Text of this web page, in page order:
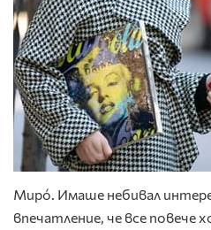
Мирό. Имаше небивал
впечатление, че все повече